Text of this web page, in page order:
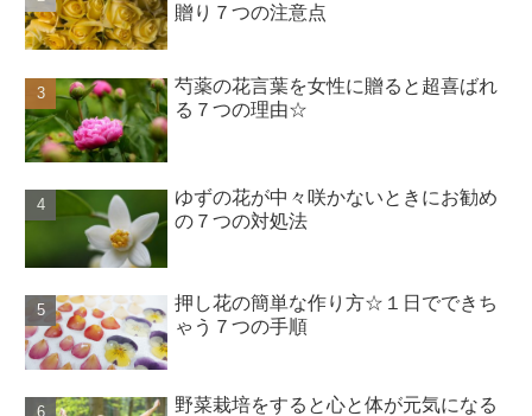
贈り７つの注意点
芍薬の花言葉を女性に贈ると超喜ばれ
る７つの理由☆
ゆずの花が中々咲かないときにお勧め
の７つの対処法
押し花の簡単な作り方☆１日でできち
ゃう７つの手順
野菜栽培をすると心と体が元気になる